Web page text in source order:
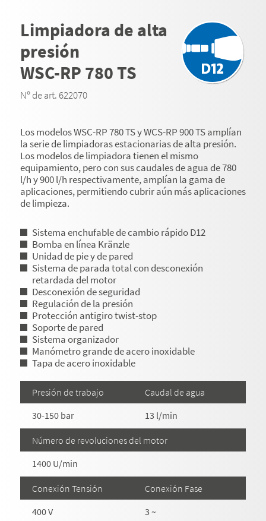
Limpiadora de alta
presión
WSC-RP 780 TS
Nº de art. 622070
Los modelos WSC-RP 780 TS y WCS-RP 900 TS amplían
la serie de limpiadoras estacionarias de alta presión.
Los modelos de limpiadora tienen el mismo
equipamiento, pero con sus caudales de agua de 780
l/h y 900 l/h respectivamente, amplían la gama de
aplicaciones, permitiendo cubrir aún más aplicaciones
de limpieza.
Sistema enchufable de cambio rápido D12
Bomba en línea Kränzle
Unidad de pie y de pared
Sistema de parada total con desconexión
retardada del motor
Desconexión de seguridad
Regulación de la presión
Protección antigiro twist-stop
Soporte de pared
Sistema organizador
Manómetro grande de acero inoxidable
Tapa de acero inoxidable
Presión de trabajo
30-150 bar
Caudal de agua
13 l/min
Número de revoluciones del motor
1400 U/min
Conexión Tensión
400 V
Conexión Fase
3 ~